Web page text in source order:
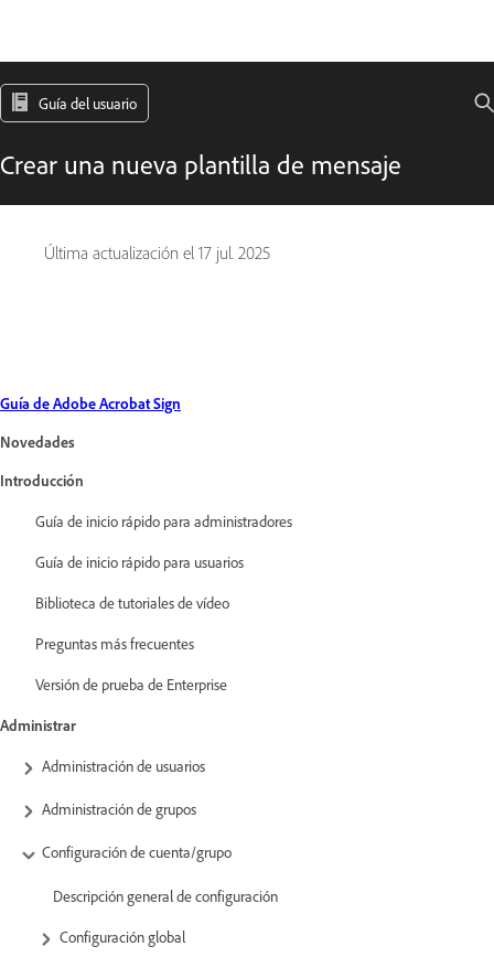
Guía del usuario
Crear una nueva plantilla de mensaje
Última actualización el 17 jul. 2025
Guía de Adobe Acrobat Sign
Novedades
Introducción
Guía de inicio rápido para administradores
Guía de inicio rápido para usuarios
Biblioteca de tutoriales de vídeo
Preguntas más frecuentes
Versión de prueba de Enterprise
Administrar
Administración de usuarios
Administración de grupos
Configuración de cuenta/grupo
Descripción general de configuración
Configuración global